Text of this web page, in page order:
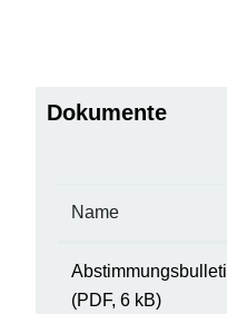
Dokumente
Name
(PDF, 6 kB)